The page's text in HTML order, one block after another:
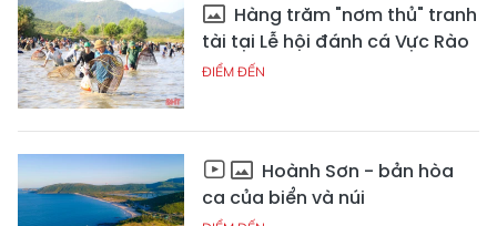
Hàng trăm "nơm thủ" tranh
tài tại Lễ hội đánh cá Vực Rào
ĐIỂM ĐẾN
Hoành Sơn - bản hòa
ca của biển và núi